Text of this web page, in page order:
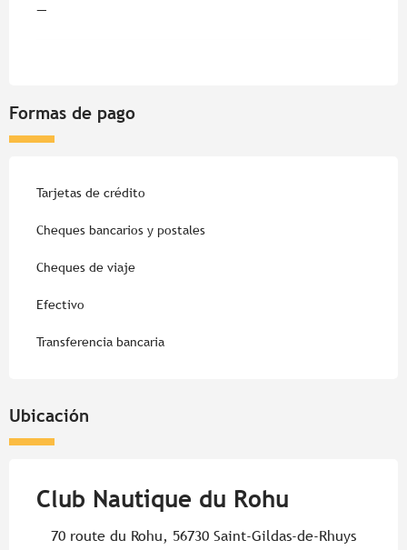
—
Formas de pago
Tarjetas de crédito
Cheques bancarios y postales
Cheques de viaje
Efectivo
Transferencia bancaria
Ubicación
Club Nautique du Rohu
70 route du Rohu, 56730 Saint-Gildas-de-Rhuys